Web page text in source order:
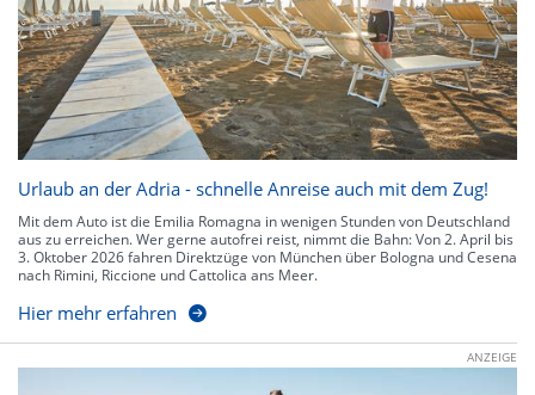
Urlaub an der Adria - schnelle Anreise auch mit dem Zug!
Mit dem Auto ist die Emilia Romagna in wenigen Stunden von Deutschland
aus zu erreichen. Wer gerne autofrei reist, nimmt die Bahn: Von 2. April bis
3. Oktober 2026 fahren Direktzüge von München über Bologna und Cesena
nach Rimini, Riccione und Cattolica ans Meer.
Hier mehr erfahren
ANZEIGE